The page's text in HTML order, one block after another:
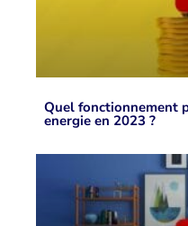
Quel fonctionnement
energie en 2023 ?